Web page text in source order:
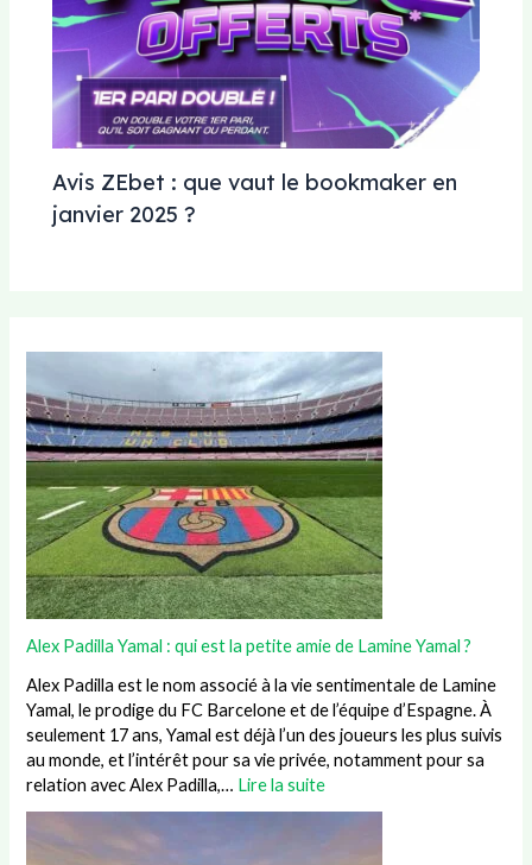
Avis ZEbet : que vaut le bookmaker en
janvier 2025 ?
Alex Padilla Yamal : qui est la petite amie de Lamine Yamal ?
Alex Padilla est le nom associé à la vie sentimentale de Lamine
Yamal, le prodige du FC Barcelone et de l’équipe d’Espagne. À
seulement 17 ans, Yamal est déjà l’un des joueurs les plus suivis
au monde, et l’intérêt pour sa vie privée, notamment pour sa
relation avec Alex Padilla,… Lire la suite